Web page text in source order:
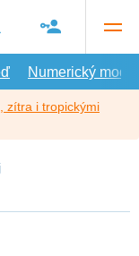
Numerický model
zítra i tropickými